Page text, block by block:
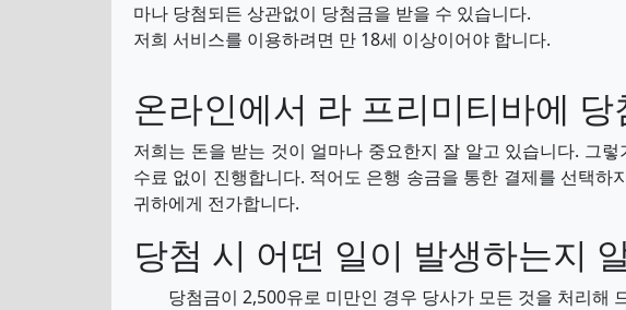
마나 당첨되든 상관없이 당첨금을 받을 수 있습니다.
저희 서비스를 이용하려면 만 18세 이상이어야 합니다.
온라인에서 라 프리미티바에
저희는 돈을 받는 것이 얼마나 중요한지 잘 알고 있습니다. 그
수료 없이 진행합니다. 적어도 은행 송금을 통한 결제를 선택
귀하에게 전가합니다.
당첨 시 어떤 일이 발생하는지
당첨금이 2,500유로 미만인 경우 당사가 모든 것을 처리해